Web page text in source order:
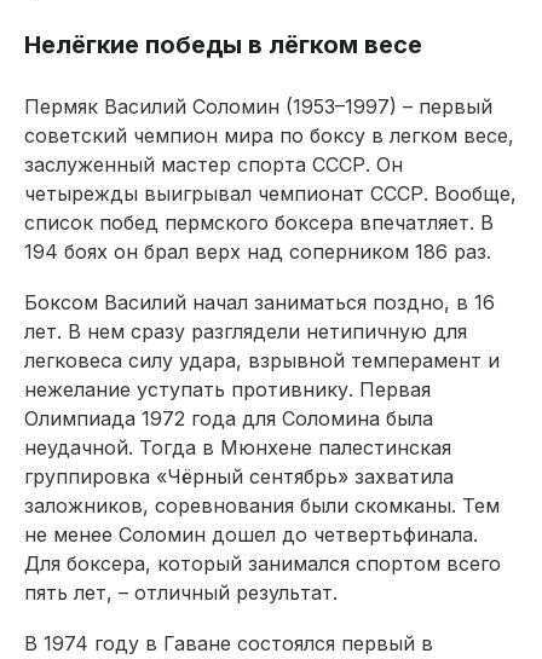
Нелёгкие победы в лёгком весе
Пермяк Василий Соломин (1953–1997) – первый
советский чемпион мира по боксу в легком весе,
заслуженный мастер спорта СССР. Он
четырежды выигрывал чемпионат СССР. Вообще,
список побед пермского боксера впечатляет. В
194 боях он брал верх над соперником 186 раз.
Боксом Василий начал заниматься поздно, в 16
лет. В нем сразу разглядели нетипичную для
легковеса силу удара, взрывной темперамент и
нежелание уступать противнику. Первая
Олимпиада 1972 года для Соломина была
неудачной. Тогда в Мюнхене палестинская
группировка «Чёрный сентябрь» захватила
заложников, соревнования были скомканы. Тем
не менее Соломин дошел до четвертьфинала.
Для боксера, который занимался спортом всего
пять лет, – отличный результат.
В 1974 году в Гаване состоялся первый в